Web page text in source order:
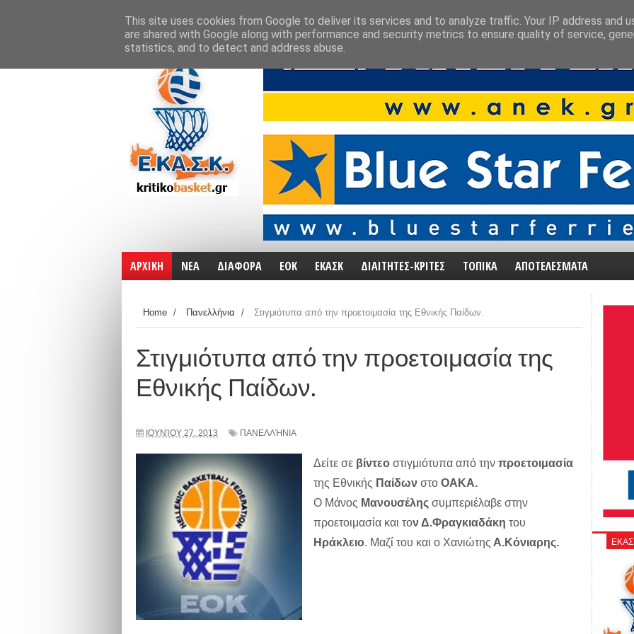
ΑΡΧΙΚΗ ΝΕΑ ΔΙΑΦΟΡΑ ΕΟΚ ΕΚΑΣΚ ΔΙΑΙΤΗΤΕΣ-ΚΡΙΤΕΣ ΤΟΠΙΚΑ ΑΠΟΤΕΛΕΣΜΑΤΑ
Home / Πανελλήνια / Στιγμιότυπα από την προετοιμασία της Εθνικής Παίδων.
Στιγμιότυπα από την προετοιμασία της
Εθνικής Παίδων.
ΙΟΥΝΊΟΥ 27, 2013 ΠΑΝΕΛΛΉΝΙΑ
Δείτε σε βίντεο στιγμιότυπα από την προετοιμασία
της Εθνικής Παίδων στο ΟΑΚΑ.
Ο Μάνος Μανουσέλης συμπεριέλαβε στην
προετοιμασία και τον Δ.Φραγκιαδάκη του
Ηράκλειο. Μαζί του και ο Χανιώτης Α.Κόνιαρης.
This site uses cookies from Google to deliver its services and to analyze traffic. Your IP address and
are shared with Google along with performance and security metrics to ensure quality of service,
statistics, and to detect and address abuse.